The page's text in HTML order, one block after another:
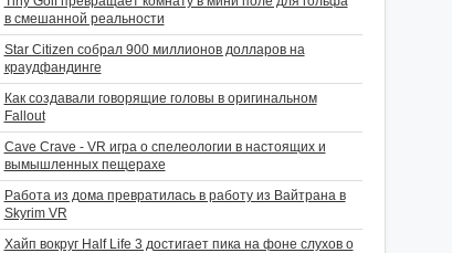
в смешанной реальности
Star Citizen собрал 900 миллионов долларов на
краудфандинге
Как создавали говорящие головы в оригинальном
Fallout
Cave Crave - VR игра о спелеологии в настоящих и
вымышленных пещерахе
Работа из дома превратилась в работу из Вайтрана в
Skyrim VR
Хайп вокруг Half Life 3 достигает пика на фоне слухов о